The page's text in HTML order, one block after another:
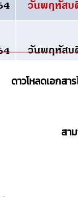
ดาวโหลดเอกสา
สา